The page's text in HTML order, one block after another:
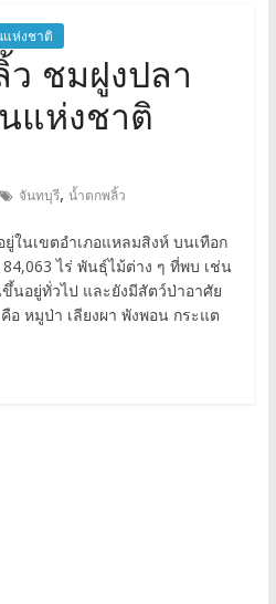
แห่งชาติ
ชมฝูงปลา
แห่งชาติ
จันทบุรี, น้ำตกพลิ้ว
ในเขตอำเภอแหลมสิงห์ บนเทือก
ไร่ พันธุ์ไม้ต่าง ๆ ที่พบ เช่น
นอยู่ทั่วไป และยังมีสัตว์ป่าอาศัย
อ หมูป่า เลียงผา พังพอน กระแต